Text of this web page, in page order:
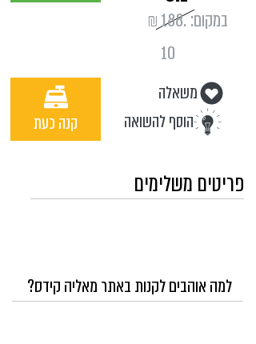
₪188.
10
במקום:
קנה כעת הוסף להשואה
משאלה
פריטים משלימים
למה אוהבים לקנות באתר מאליה קידס?